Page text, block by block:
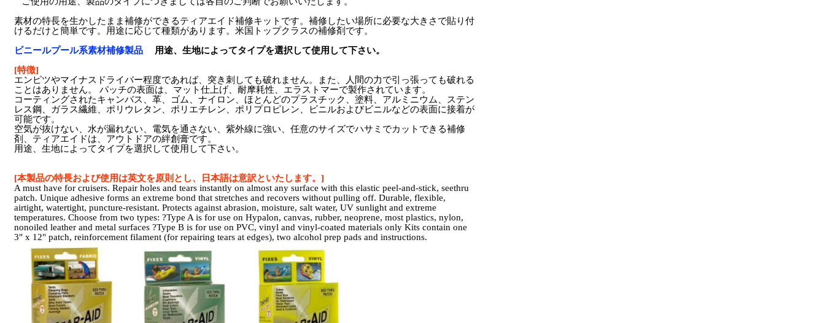
素材の特長を生かしたまま補修ができるティアエイド補修キットです。補修したい場所に必要な大きさで貼り付
けるだけと簡単です。用途に応じて種類があります。米国トップクラスの補修剤です。
ビニールプール系素材補修製品
用途、生地によってタイプを選択して使用して下さい。
[特徴]
エンピツやマイナスドライバー程度であれば、突き刺しても破れません。また、人間の力で引っ張っても破れる
ことはありません。 パッチの表面は、マット仕上げ、耐摩耗性、エラストマーで製作されています。
コーティングされたキャンバス、革、ゴム、ナイロン、ほとんどのプラスチック、塗料、アルミニウム、ステン
レス鋼、ガラス繊維、ポリウレタン、ポリエチレン、ポリプロピレン、ビニルおよびビニルなどの表面に接着が
可能です。
空気が抜けない、水が漏れない、電気を通さない、紫外線に強い、任意のサイズでハサミでカットできる補修
剤、ティアエイドは、アウトドアの絆創膏です。
用途、生地によってタイプを選択して使用して下さい。
[本製品の特長および使用は英文を原則とし、日本語は意訳といたします。]
A must have for cruisers. Repair holes and tears instantly on almost any surface with this elastic peel-and-stick, seethru
patch. Unique adhesive forms an extreme bond that stretches and recovers without pulling off. Durable, flexible,
airtight, watertight, puncture-resistant. Protects against abrasion, moisture, salt water, UV sunlight and extreme
temperatures. Choose from two types: ?Type A is for use on Hypalon, canvas, rubber, neoprene, most plastics, nylon,
nonoiled leather and metal surfaces ?Type B is for use on PVC, vinyl and vinyl-coated materials only Kits contain one
3" x 12" patch, reinforcement filament (for repairing tears at edges), two alcohol prep pads and instructions.